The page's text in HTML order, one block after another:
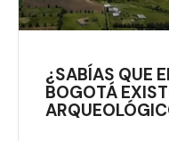
¿SABÍAS QUE
BOGOTÁ